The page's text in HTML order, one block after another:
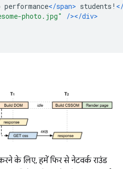
performance</span> students!
photo.jpg"
/></div>
के लिए, हमें फिर से नेटवर्क राउंड